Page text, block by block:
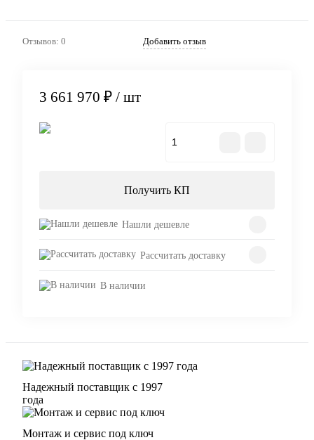
Отзывов: 0 Добавить отзыв
3 661 970 ₽ / шт
Получить КП
Нашли дешевле
Рассчитать доставку
В наличии
Надежный поставщик с 1997
года
Монтаж и сервис под ключ